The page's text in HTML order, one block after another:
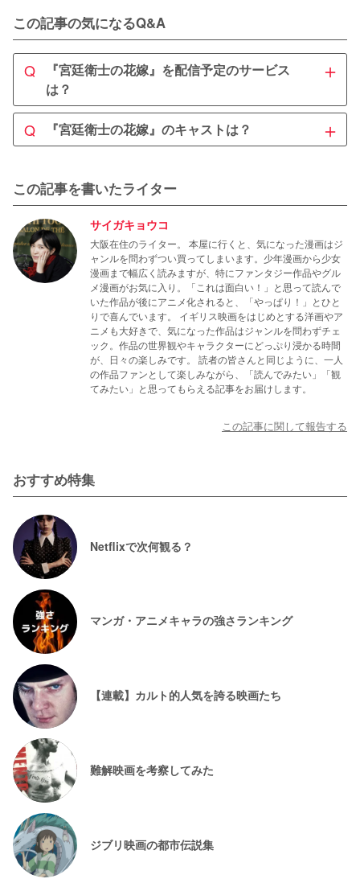
この記事の気になるQ&A
Q
『宮廷衛士の花嫁』を配信予定のサービス
は？
＋
A
『宮廷衛士の花嫁』を配信中のサービスはU-NEXTです。3
30円でレンタル配信されています。
Q 『宮廷衛士の花嫁』のキャストは？ ＋
メンバーで「4千年に1人の美少女」として話題になった彼
女の美貌と、可愛らしい演技に注目です！
この記事を書いたライター
サイガキョウコ
大阪在住のライター。 本屋に行くと、気になった漫画はジ
ャンルを問わずつい買ってしまいます。少年漫画から少女
漫画まで幅広く読みますが、特にファンタジー作品やグル
メ漫画がお気に入り。「これは面白い！」と思って読んで
いた作品が後にアニメ化されると、「やっぱり！」とひと
りで喜んでいます。 イギリス映画をはじめとする洋画やア
ニメも大好きで、気になった作品はジャンルを問わずチェ
ック。作品の世界観やキャラクターにどっぷり浸かる時間
が、日々の楽しみです。 読者の皆さんと同じように、一人
の作品ファンとして楽しみながら、「読んでみたい」「観
てみたい」と思ってもらえる記事をお届けします。
この記事に関して報告する
おすすめ特集
Netflixで次何観る？
マンガ・アニメキャラの強さランキング
【連載】カルト的人気を誇る映画たち
難解映画を考察してみた
ジブリ映画の都市伝説集